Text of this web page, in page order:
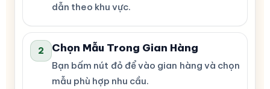
dẫn theo khu vực.
2 Chọn Mẫu Trong Gian Hàng
Bạn bấm nút đỏ để vào gian hàng và chọn
mẫu phù hợp nhu cầu.